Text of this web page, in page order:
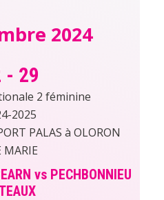
2024
- 29
2 féminine
2025
PALAS à OLORON
MARIE
vs PECHBONNIEU